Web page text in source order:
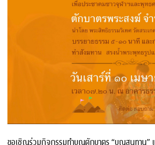
ขอเชิญร่วมกิจกรรมทำบุญตักบาตร “บุญสุนทาน” แ